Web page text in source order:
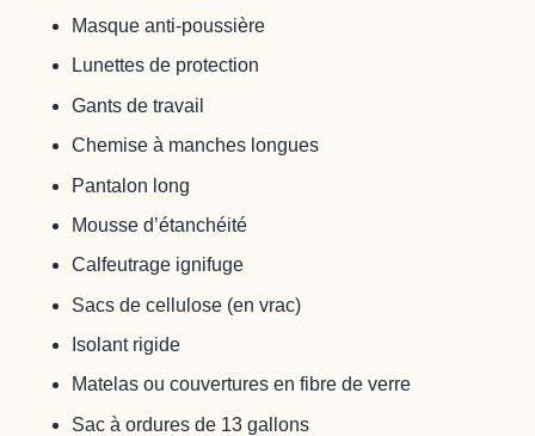
Masque anti-poussière
Lunettes de protection
Gants de travail
Chemise à manches longues
Pantalon long
Mousse d’étanchéité
Calfeutrage ignifuge
Sacs de cellulose (en vrac)
Isolant rigide
Matelas ou couvertures en fibre de verre
Sac à ordures de 13 gallons